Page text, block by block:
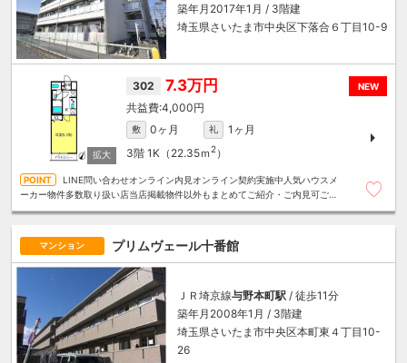
築年月2017年1月 / 3階建
埼玉県さいたま市中央区下落合６丁目10-9
NEW
302 7.3万円
4,000円
敷 0ヶ月 礼
1ヶ月
3階 1K（22.35ｍ 2）
LINE問い合わせオンライン内見オンライン契約実施中人気ハウスメ
ーカー物件多数取り扱い店当店掲載物件以外もまとめてご紹介・ご内見可ご予
マンション プリムヴェール十番館
ＪＲ埼京線与野本町駅 / 徒歩11分
築年月2008年1月 / 3階建
埼玉県さいたま市中央区本町東４丁目10-
26